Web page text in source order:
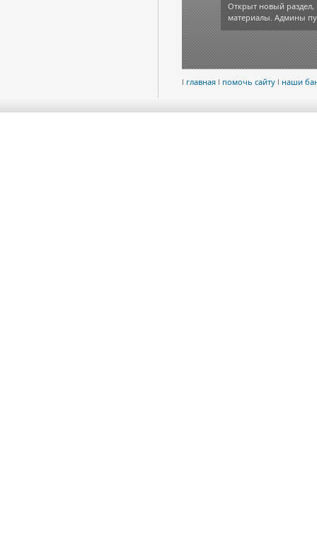
Открыт новый раздел,
материалы. Админы
l главная l помочь сайту l наши